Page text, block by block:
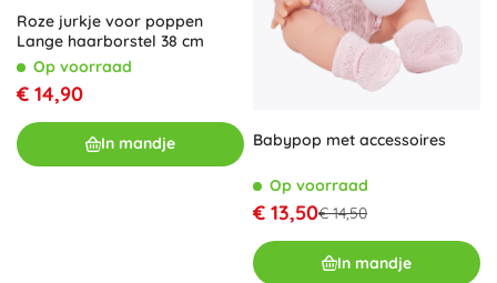
Roze jurkje voor poppen
Lange haarborstel 38 cm
Op voorraad
€ 14,90
In mandje Babypop met accessoires
Op voorraad
€ 13,50€ 14,50
In mandje